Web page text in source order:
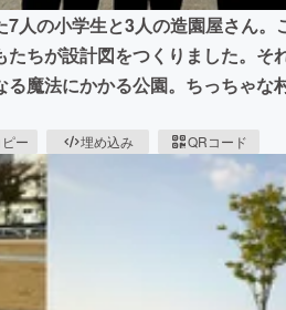
7人の小学生と3人の造園屋さん。
ちが設計図をつくりました。そ
魔法にかかる公園。ちっちゃな
ー 埋め込み QRコード